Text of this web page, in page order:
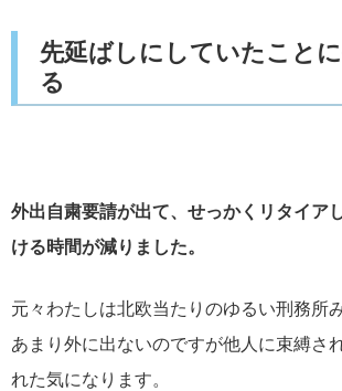
先延ばしにしていたこと
る
外出自粛要請が出て、せっかくリタイア
ける時間が減りました。
元々わたしは北欧当たりのゆるい刑務所
あまり外に出ないのですが他人に束縛さ
れた気になります。